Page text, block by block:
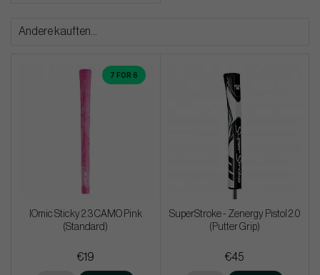
Andere kauften...
7 FOR 6
IOmic Sticky 2.3 CAMO Pink
(Standard)
€19
SuperStroke - Zenergy Pistol 2.0
(Putter Grip)
€45